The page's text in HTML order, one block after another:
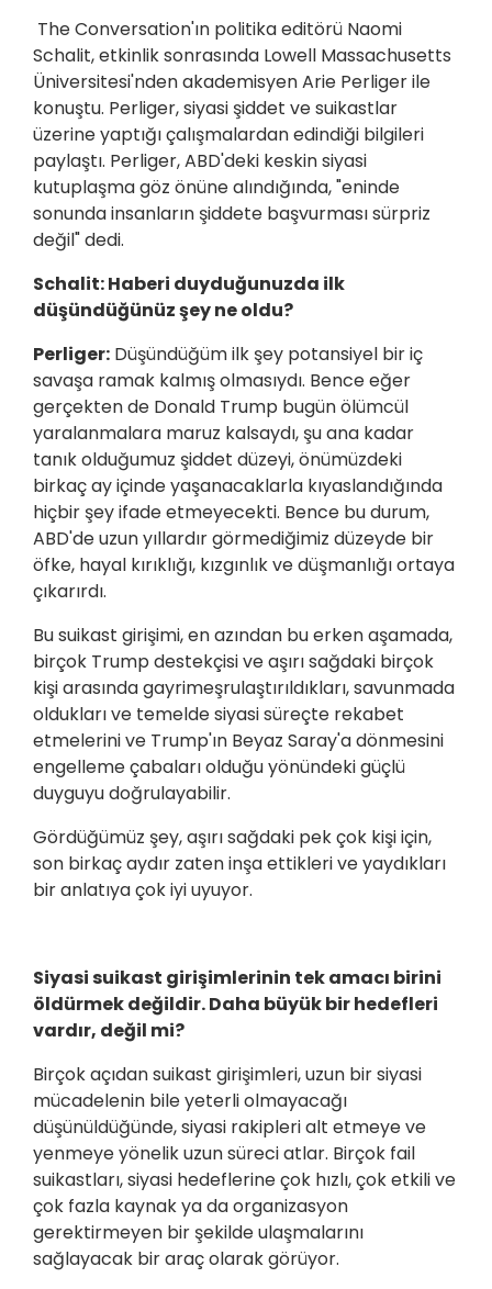
The Conversation'ın politika editörü Naomi
Schalit, etkinlik sonrasında Lowell Massachusetts
Üniversitesi'nden akademisyen Arie Perliger ile
konuştu. Perliger, siyasi şiddet ve suikastlar
üzerine yaptığı çalışmalardan edindiği bilgileri
paylaştı. Perliger, ABD'deki keskin siyasi
kutuplaşma göz önüne alındığında, "eninde
sonunda insanların şiddete başvurması sürpriz
değil" dedi.
Schalit: Haberi duyduğunuzda ilk
düşündüğünüz şey ne oldu?
Perliger: Düşündüğüm ilk şey potansiyel bir iç
savaşa ramak kalmış olmasıydı. Bence eğer
gerçekten de Donald Trump bugün ölümcül
yaralanmalara maruz kalsaydı, şu ana kadar
tanık olduğumuz şiddet düzeyi, önümüzdeki
birkaç ay içinde yaşanacaklarla kıyaslandığında
hiçbir şey ifade etmeyecekti. Bence bu durum,
ABD'de uzun yıllardır görmediğimiz düzeyde bir
öfke, hayal kırıklığı, kızgınlık ve düşmanlığı ortaya
çıkarırdı.
Bu suikast girişimi, en azından bu erken aşamada,
birçok Trump destekçisi ve aşırı sağdaki birçok
kişi arasında gayrimeşrulaştırıldıkları, savunmada
oldukları ve temelde siyasi süreçte rekabet
etmelerini ve Trump'ın Beyaz Saray'a dönmesini
engelleme çabaları olduğu yönündeki güçlü
duyguyu doğrulayabilir.
Gördüğümüz şey, aşırı sağdaki pek çok kişi için,
son birkaç aydır zaten inşa ettikleri ve yaydıkları
bir anlatıya çok iyi uyuyor.
Siyasi suikast girişimlerinin tek amacı birini
öldürmek değildir. Daha büyük bir hedefleri
vardır, değil mi?
Birçok açıdan suikast girişimleri, uzun bir siyasi
mücadelenin bile yeterli olmayacağı
düşünüldüğünde, siyasi rakipleri alt etmeye ve
yenmeye yönelik uzun süreci atlar. Birçok fail
suikastları, siyasi hedeflerine çok hızlı, çok etkili ve
çok fazla kaynak ya da organizasyon
gerektirmeyen bir şekilde ulaşmalarını
sağlayacak bir araç olarak görüyor.